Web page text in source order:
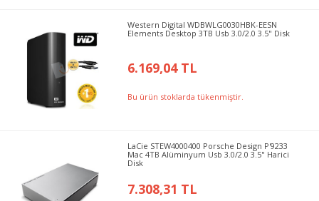
Western Digital WDBWLG0030HBK-EESN
Elements Desktop 3TB Usb 3.0/2.0 3.5" Disk
6.169,04 TL
Bu ürün stoklarda tükenmiştir.
LaCie STEW4000400 Porsche Design P'9233
Mac 4TB Alüminyum Usb 3.0/2.0 3.5" Harici
Disk
7.308,31 TL